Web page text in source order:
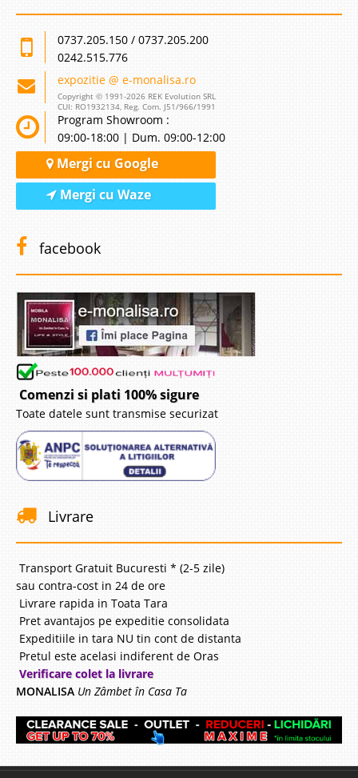
0737.205.150 / 0737.205.200
0242.515.776
expozitie @ e-monalisa.ro
Copyright © 1991-2026 REK Evolution SRL
CUI: RO1932134, Reg. Com. J51/966/1991
Program Showroom :
09:00-18:00 | Dum. 09:00-12:00
Mergi cu Google
Mergi cu Waze
facebook
Comenzi si plati 100% sigure
Toate datele sunt transmise securizat
Livrare
Transport Gratuit Bucuresti * (2-5 zile)
sau contra-cost in 24 de ore
Livrare rapida in Toata Tara
Pret avantajos pe expeditie consolidata
Expeditiile in tara NU tin cont de distanta
Pretul este acelasi indiferent de Oras
Verificare colet la livrare
MONALISA Un Zâmbet în Casa Ta